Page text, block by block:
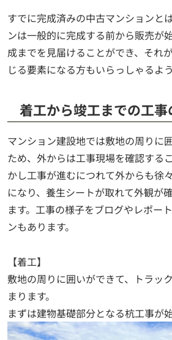
すでに完成済みの中古マンションと
ンは一般的に完成する前から販売が
成までを見届けることができ、それ
じる要素になる方もいらっしゃるよう
着工から竣工までの工
マンション建設地では敷地の周りに
ため、外からは工事現場を確認する
かし工事が進むにつれて外からも徐
になり、養生シートが取れて外観が
ます。工事の様子をブログやレポー
ンもあります。
【着工】
敷地の周りに囲いができて、トラッ
まります。
まずは建物基礎部分となる杭工事が